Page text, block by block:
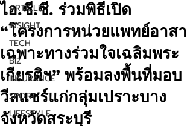
ARTICLE
INSIGHT
TECH
BIZ
INSURANCE
SPORT
LIFESTYLE
ไอ.ซี.ซี. ร่วมพิธีเปิด
“โครงการหน่วยแพทย์อาสา
เฉพาะทางร่วมใจเฉลิมพระ
เกียรติฯ” พร้อมลงพื้นที่มอบ
วีลแชร์แก่กลุ่มเปราะบาง
จังหวัดสระบุรี